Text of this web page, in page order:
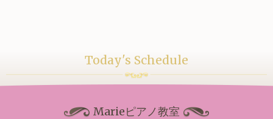
Today's Schedule
Marieピアノ教室